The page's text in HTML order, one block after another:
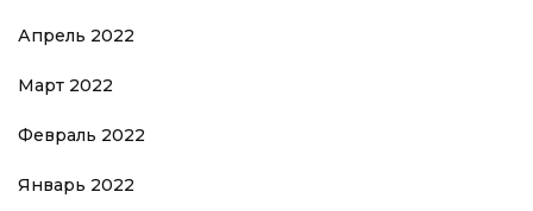
Апрель 2022
Март 2022
Февраль 2022
Январь 2022